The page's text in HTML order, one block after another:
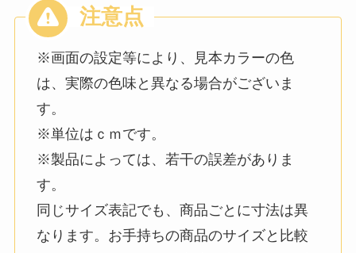
※画面の設定等により、見本カラーの色
は、実際の色味と異なる場合がございま
す。
※単位はｃｍです。
※製品によっては、若干の誤差がありま
す。
同じサイズ表記でも、商品ごとに寸法は異
なります。お手持ちの商品のサイズと比較